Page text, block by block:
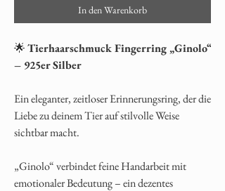
In den Warenkorb
🌟Tierhaarschmuck Fingerring „Ginolo“
– 925er Silber
Ein eleganter, zeitloser Erinnerungsring, der die
Liebe zu deinem Tier auf stilvolle Weise
sichtbar macht.
„Ginolo“ verbindet feine Handarbeit mit
emotionaler Bedeutung – ein dezentes